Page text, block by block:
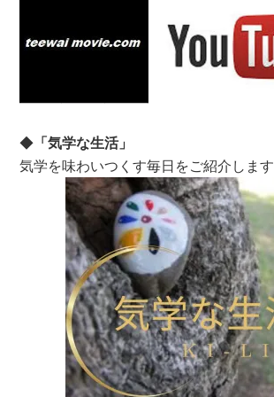
◆ 「気学な生活」
気学を味わいつくす毎日をご紹介します